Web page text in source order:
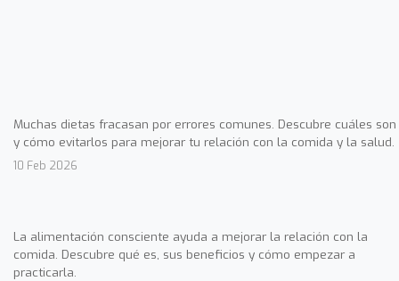
Muchas dietas fracasan por errores comunes. Descubre cuáles son
y cómo evitarlos para mejorar tu relación con la comida y la salud.
10 Feb 2026
La alimentación consciente ayuda a mejorar la relación con la
comida. Descubre qué es, sus beneficios y cómo empezar a
practicarla.